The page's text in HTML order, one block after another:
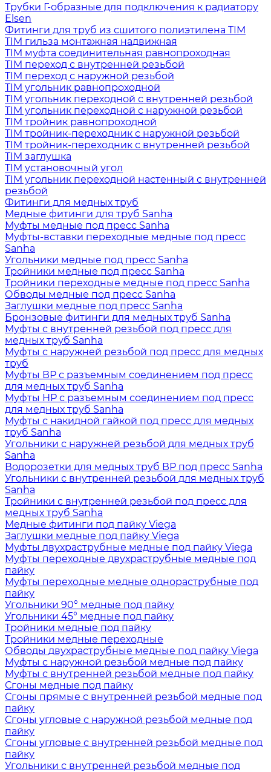
Трубки Г-образные для подключения к радиатору
Elsen
Фитинги для труб из сшитого полиэтилена TIM
TIM гильза монтажная надвижная
TIM муфта соединительная равнопроходная
TIM переход с внутренней резьбой
TIM переход с наружной резьбой
TIM угольник равнопроходной
TIM угольник переходной с внутренней резьбой
TIM угольник переходной с наружной резьбой
TIM тройник равнопроходной
TIM тройник-переходник с наружной резьбой
TIM тройник-переходник с внутренней резьбой
TIM заглушка
TIM установочный угол
TIM угольник переходной настенный с внутренней
резьбой
Фитинги для медных труб
Медные фитинги для труб Sanha
Муфты медные под пресс Sanha
Муфты-вставки переходные медные под пресс
Sanha
Угольники медные под пресс Sanha
Тройники медные под пресс Sanha
Тройники переходные медные под пресс Sanha
Обводы медные под пресс Sanha
Заглушки медные под пресс Sanha
Бронзовые фитинги для медных труб Sanha
Муфты с внутренней резьбой под пресс для
медных труб Sanha
Муфты с наружней резьбой под пресс для медных
труб
Муфты ВР с разъемным соединением под пресс
для медных труб Sanha
Муфты НР с разъемным соединением под пресс
для медных труб Sanha
Муфты с накидной гайкой под пресс для медных
труб Sanha
Угольники с наружней резьбой для медных труб
Sanha
Водорозетки для медных труб ВР под пресс Sanha
Угольники с внутренней резьбой для медных труб
Sanha
Тройники с внутренней резьбой под пресс для
медных труб Sanha
Медные фитинги под пайку Viega
Заглушки медные под пайку Viega
Муфты двухраструбные медные под пайку Viega
Муфты переходные двухраструбные медные под
пайку
Муфты переходные медные однораструбные под
пайку
Угольники 90° медные под пайку
Угольники 45° медные под пайку
Тройники медные под пайку
Тройники медные переходные
Обводы двухраструбные медные под пайку Viega
Муфты с наружной резьбой медные под пайку
Муфты с внутренней резьбой медные под пайку
Сгоны медные под пайку
Сгоны прямые с внутренней резьбой медные под
пайку
Сгоны угловые с наружной резьбой медные под
пайку
Сгоны угловые с внутренней резьбой медные под
пайку
Угольники с внутренней резьбой медные под